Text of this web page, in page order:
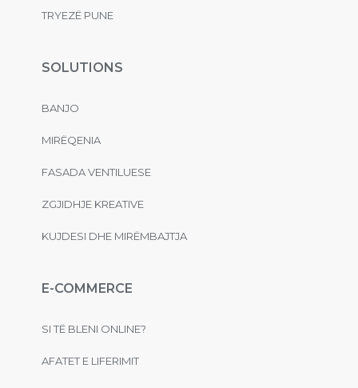
TRYEZË PUNE
SOLUTIONS
BANJO
MIRËQENIA
FASADA VENTILUESE
ZGJIDHJE KREATIVE
KUJDESI DHE MIRËMBAJTJA
E-COMMERCE
SI TË BLENI ONLINE?
AFATET E LIFERIMIT